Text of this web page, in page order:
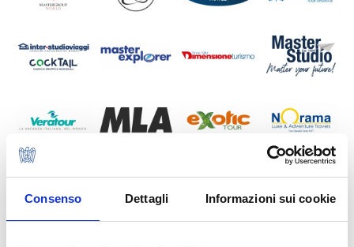
Consenso Dettagli Informazioni sui cookie